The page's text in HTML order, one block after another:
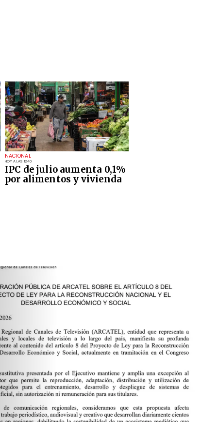
NACIONAL
HOY A LAS 12:40
IPC de julio aumenta 0,1%
por alimentos y vivienda